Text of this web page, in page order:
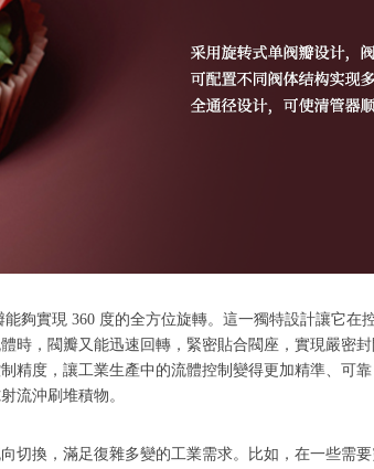
夠實現 360 度的全方位旋轉。這一獨特設計讓它
時，閥瓣又能迅速回轉，緊密貼合閥座，實現嚴密
精度，讓工業生產中的流體控制變得更加精準、可
流沖刷堆積物。
切換，滿足復雜多變的工業需求。比如，在一些需